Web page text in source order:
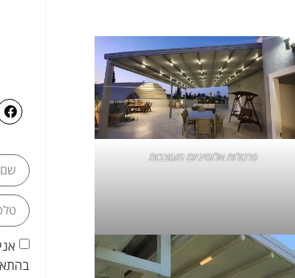
פרגולות אלומיניום מעוצבות